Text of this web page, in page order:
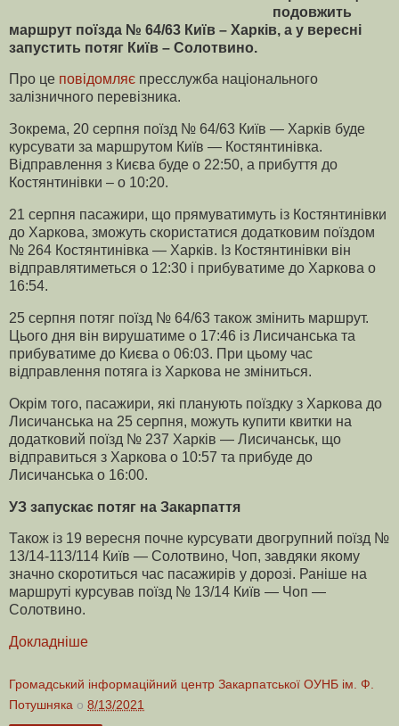
подовжить
маршрут поїзда № 64/63 Київ – Харків, а у вересні
запустить потяг Київ – Солотвино.
Про це повідомляє пресслужба національного
залізничного перевізника.
Зокрема, 20 серпня поїзд № 64/63 Київ — Харків буде
курсувати за маршрутом Київ — Костянтинівка.
Відправлення з Києва буде о 22:50, а прибуття до
Костянтинівки – о 10:20.
21 серпня пасажири, що прямуватимуть із Костянтинівки
до Харкова, зможуть скористатися додатковим поїздом
№ 264 Костянтинівка — Харків. Із Костянтинівки він
відправлятиметься о 12:30 і прибуватиме до Харкова о
16:54.
25 серпня потяг поїзд № 64/63 також змінить маршрут.
Цього дня він вирушатиме о 17:46 із Лисичанська та
прибуватиме до Києва о 06:03. При цьому час
відправлення потяга із Харкова не зміниться.
Окрім того, пасажири, які планують поїздку з Харкова до
Лисичанська на 25 серпня, можуть купити квитки на
додатковий поїзд № 237 Харків — Лисичанськ, що
відправиться з Харкова о 10:57 та прибуде до
Лисичанська о 16:00.
УЗ запускає потяг на Закарпаття
Також із 19 вересня почне курсувати двогрупний поїзд №
13/14-113/114 Київ — Солотвино, Чоп, завдяки якому
значно скоротиться час пасажирів у дорозі. Раніше на
маршруті курсував поїзд № 13/14 Київ — Чоп —
Солотвино.
Докладніше
Громадський інформаційний центр Закарпатської ОУНБ ім. Ф.
Потушняка о 8/13/2021